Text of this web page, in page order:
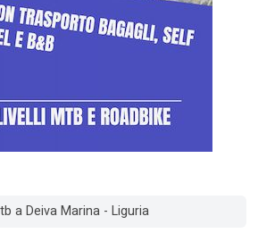
a Deiva Marina - Liguria